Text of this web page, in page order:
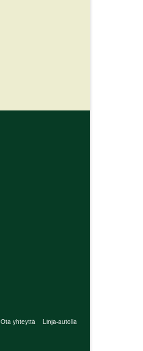
Ota yhteyttä Linja-autolla